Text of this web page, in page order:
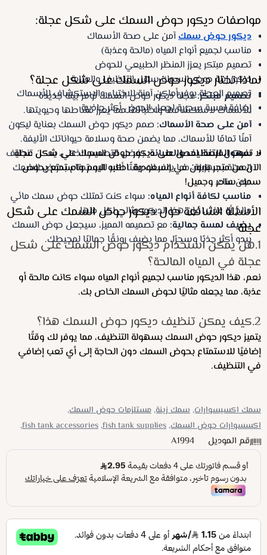
مواصفات ديكور حوض السمك على شكل عجلة:
ديكور حوض سمكآمن على صحة الأسماك
مناسب لجميع أنواع المياه (مالحة وعذبة)
تصميم مبتكر يعزز المنظر الطبيعي للحوض
ديكور زينة حوض السمك سهل التنظيف والعناية
تصميم العجلة يوفر أماكن آمنة للاختباء والاستكشاف للأسماك
إضافة لمسة سحرية لجعل الحوض أكثر جاذبية
لماذا تختار ديكور حوض السمك على شكل عجلة؟
تصميم مبتكر:عجلة ديكور حوض السمك توفر بيئة جديدة
للأسماك لاستكشافها واختبائها مما يعزز نشاطها وحيويتها.
آمن على صحة الأسماك: صمم ديكور حوض السمك بعناية ليكون
آمنًا تمامًا للأسماك، مما يضمن صحة وسلامة حيواناتك الأليفة.
سهول التنظيف والصيانة:بفضل التصميم الذكي، يمكن تنظيف
العجلة بسهولة، مما يوفر لك وقتًا أكبر للاستمتاع بحوض السمك
دون عناء.
مناسب لكافة أنواع المياه: سواء كنت تمتلك حوض سمك مائي
مالح أو عذب، فإن هذا الديكور مثالي لكل منها.
يضيف لمسة جمالية: مع تصميمه المميز، سيجعل حوض السمك
يبدو أكثر جذبًا وسحرًا، مما يضيف رونقًا جماليًا لمحيطك.
لا تفوت الفرصة! احصل على ديكور حوض السمك على شكل عجلة
الآن من متجر بابون في السعودية. اطلبه اليوم واستمتع بحوض
سمك ساحر وجميل!
الأسئلة الشائعة حول ديكور حوض السمك على شكل
عجلة
1.هل يمكن استخدام ديكور حوض السمك على شكل
عجلة في المياه المالحة؟
نعم، هذا الديكور مناسب لجميع أنواع المياه سواء كانت مالحة أو
عذبة، مما يجعله مثاليًا لحوض السمك الخاص بك.
2.كيف يمكن تنظيف ديكور حوض السمك هذا؟
يتميز ديكور حوض السمك بسهولة التنظيف، مما يوفر لك وقتًا
إضافيًا للاستمتاع بحوض السمك دون الحاجة إلى أي تعب إضافي
في التنظيف.
سمك اكسيسوارات, سمك زينة, مستلزمات حوض السمك,
اكسسوارات حوض السمك, fish tank supplies,
fish tank accessories,
رقم الموديل A1994